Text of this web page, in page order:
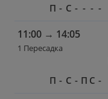
П - С - - - -
11:00 → 14:05
1 Пересадка
П - С - П С -